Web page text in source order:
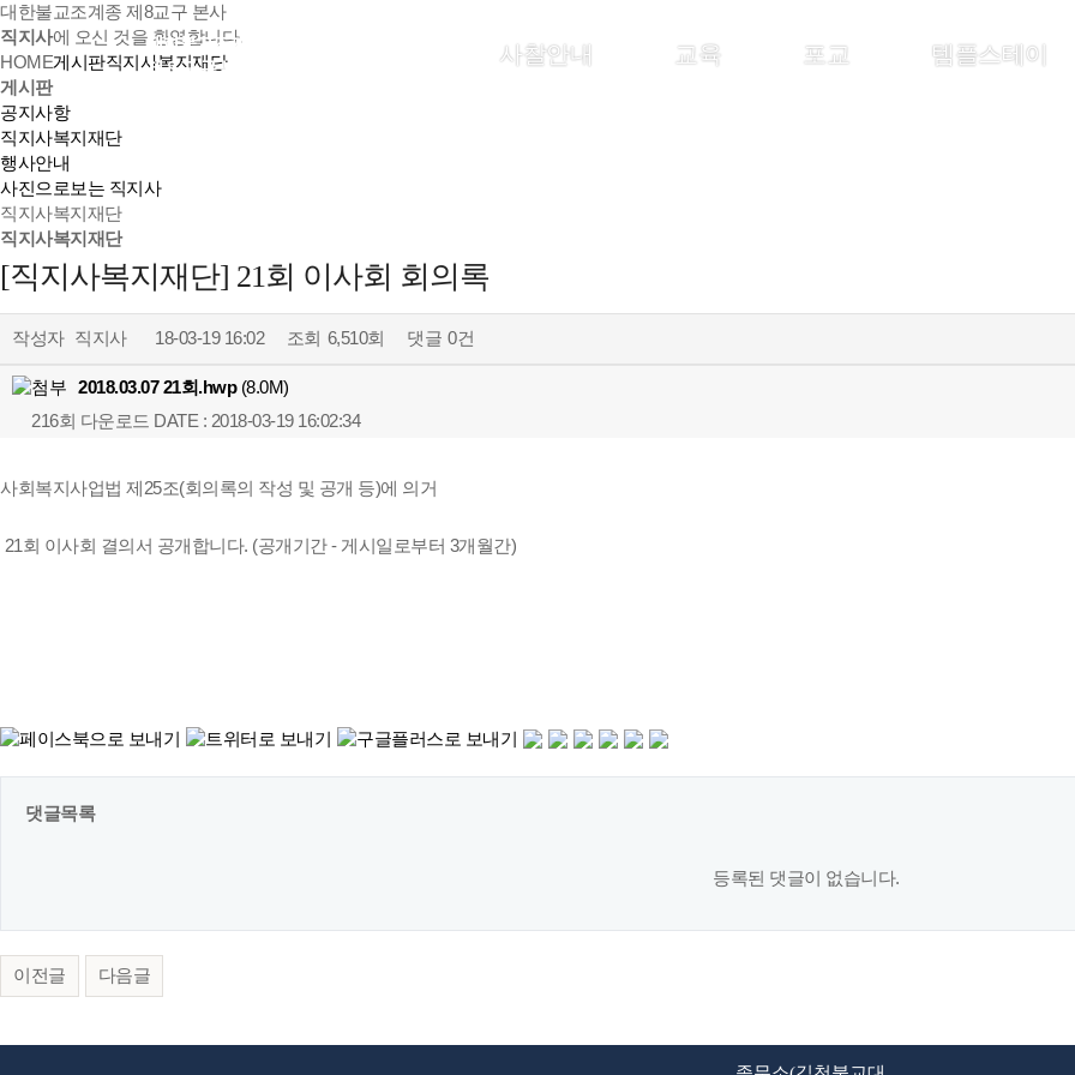
사찰안내 교육 포교 템플스테이
대한불교조계종 제8교구 본사
직지사에 오신 것을 환영합니다.
HOME게시판직지사복지재단
게시판
공지사항
직지사복지재단
행사안내
사진으로보는 직지사
직지사복지재단
직지사복지재단
[직지사복지재단] 21회 이사회 회의록
작성자 직지사 18-03-19 16:02 조회 6,510회 댓글 0건
2018.03.07 21회.hwp(8.0M)
216회 다운로드 DATE : 2018-03-19 16:02:34
사회복지사업법 제25조(회의록의 작성 및 공개 등)에 의거
21회 이사회 결의서 공개합니다. (공개기간 - 게시일로부터 3개월간)
댓글목록
등록된 댓글이 없습니다.
이전글 다음글